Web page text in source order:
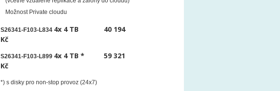
Možnost Private cloudu
S26341-F103-L834 4x 4 TB 40 194
Kč
S26341-F103-L899 4x 4 TB * 59 321
Kč
*) s disky pro non-stop provoz (24x7)